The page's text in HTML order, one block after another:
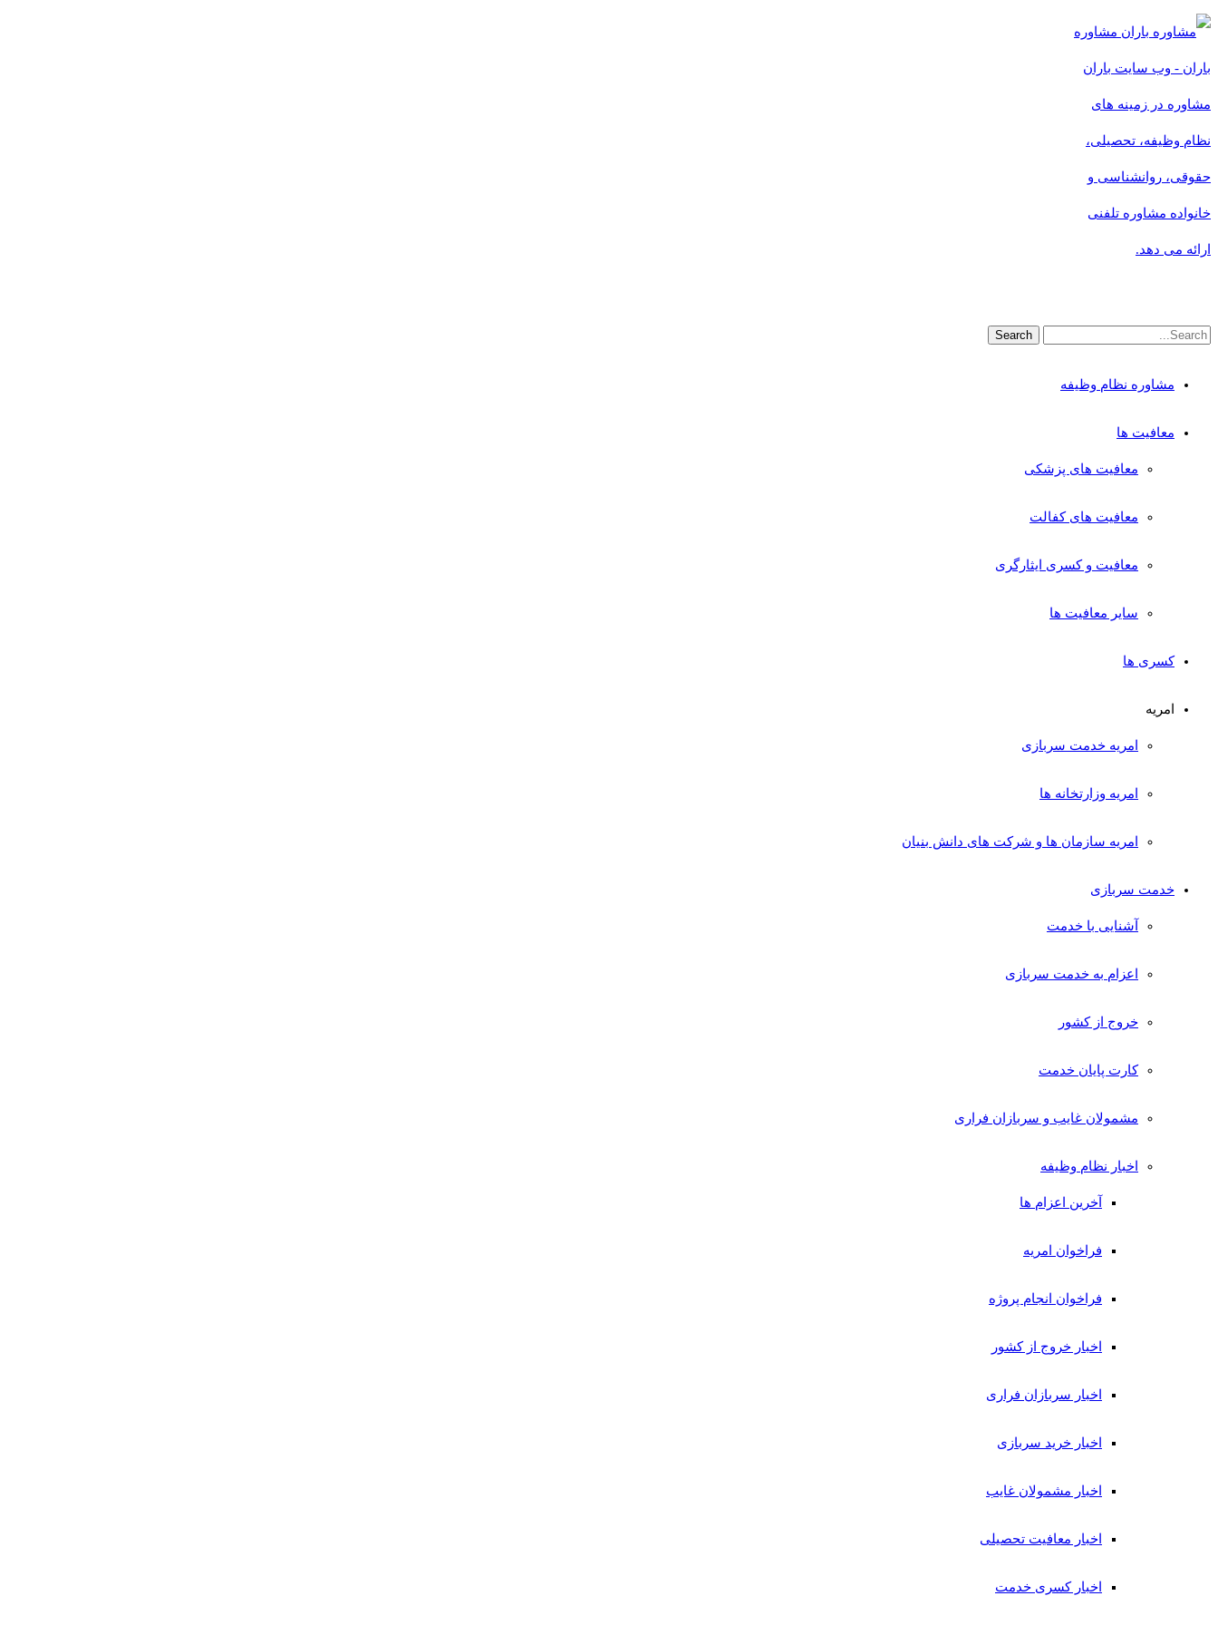
مشاوره
باران - وب سایت باران
مشاوره در زمینه های
نظام وظیفه، تحصیلی،
حقوقی، روانشناسی و
خانواده مشاوره تلفنی
ارائه می دهد.
مشاوره نظام وظیفه
معافیت ها
معافیت های پزشکی
معافیت های کفالت
معافیت و کسری ایثارگری
سایر معافیت ها
کسری ها
امریه
امریه خدمت سربازی
امریه وزارتخانه ها
امریه سازمان ها و شرکت های دانش بنیان
خدمت سربازی
آشنایی با خدمت
اعزام به خدمت سربازی
خروج از کشور
کارت پایان خدمت
مشمولان غایب و سربازان فراری
اخبار نظام وظیفه
آخرین اعزام ها
فراخوان امریه
فراخوان انجام پروژه
اخبار خروج از کشور
اخبار سربازان فراری
اخبار خرید سربازی
اخبار مشمولان غایب
اخبار معافیت تحصیلی
اخبار کسری خدمت